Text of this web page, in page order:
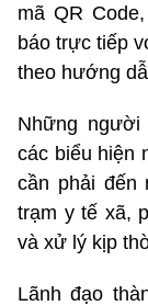
mã QR
báo trực tiếp
theo hướng
Những
các biểu hiện
cần phải đến
trạm y tế xã,
và xử lý kịp
Lãnh đạo